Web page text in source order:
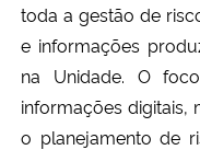
Ministério do Turismo
Ministério do Desenvolvimento
toda a gestão de
e informações
na Unidade. O
informações
o planejamento de